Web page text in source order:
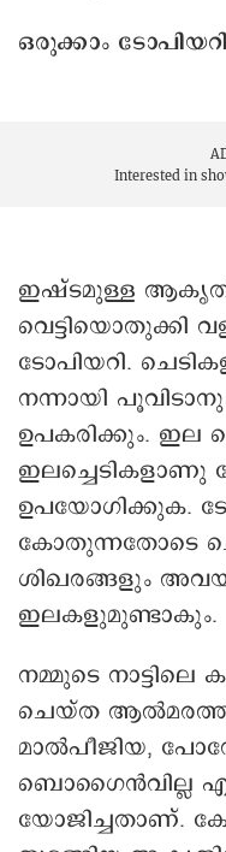
ഒരുക്കാം ടോപിയറി
Interested in
ഇഷ്ടമുള്ള
വെട്ടിയൊതുക്കി
ടോപിയറി.
നന്നായി
ഉപകരിക്കും. ഇല
ഇലച്ചെടികളാണു
ഉപയോഗിക്കുക.
കോതുന്നതോടെ
ശിഖരങ്ങളും
ഇലകളുമുണ്ടാകും.
നമ്മുടെ
ചെയ്ത
മാൽപീജിയ,
ബൊഗൈൻവില്ല